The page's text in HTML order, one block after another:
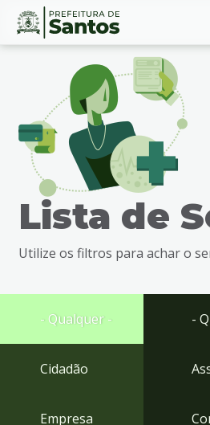
Ir
busca
Ir
rodapé
Conteúdo
Lista de
Utilize os filtros para achar o
- Qualquer -
Cidadão
Empresa
-